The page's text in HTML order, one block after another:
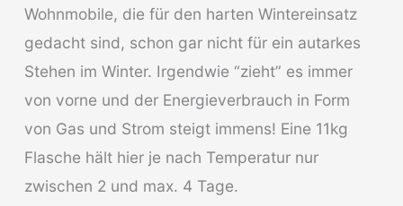
Wohnmobile, die für den harten Wintereinsatz
gedacht sind, schon gar nicht für ein autarkes
Stehen im Winter. Irgendwie “zieht” es immer
von vorne und der Energieverbrauch in Form
von Gas und Strom steigt immens! Eine 11kg
Flasche hält hier je nach Temperatur nur
zwischen 2 und max. 4 Tage.